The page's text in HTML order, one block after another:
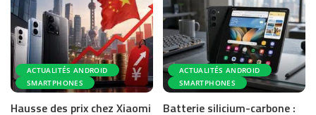
ACTUALITÉS ANDROID
SMARTPHONES
Hausse des prix chez Xiaomi
ACTUALITÉS ANDROID
SMARTPHONES
Batterie silicium-carbone :